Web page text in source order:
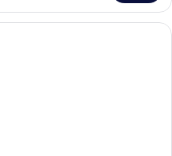
Safe på rommet, lydisolert,